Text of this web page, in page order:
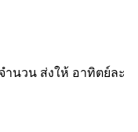
ำนวน ส่งให้ อาทิตย์ละ